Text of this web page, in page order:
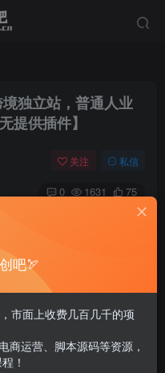
独立站，普通人业
提供插件】
关注 私信
0 1631 75
吧🏹
市面上收费几百几千的项
商运营、脚本源码等资源，
！